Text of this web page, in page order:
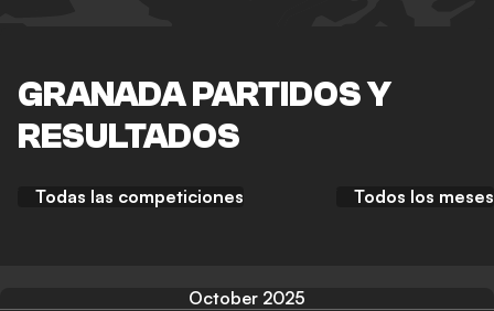
GRANADA PARTIDOS Y
RESULTADOS
Todas las competiciones Todos los meses
October 2025